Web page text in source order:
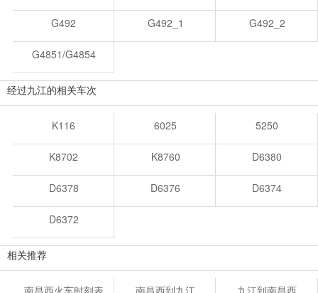
G492 G492_1 G492_2
G4851/G4854
经过九江的相关车次
K116 6025 5250
K8702 K8760 D6380
D6378 D6376 D6374
D6372
相关推荐